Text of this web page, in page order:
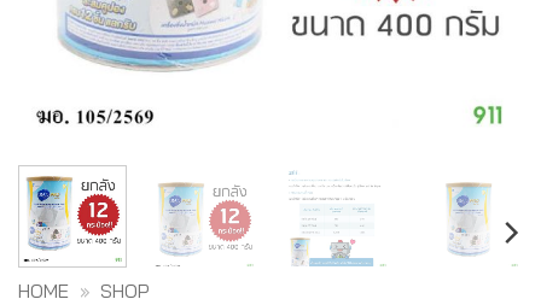
HOME » SHOP